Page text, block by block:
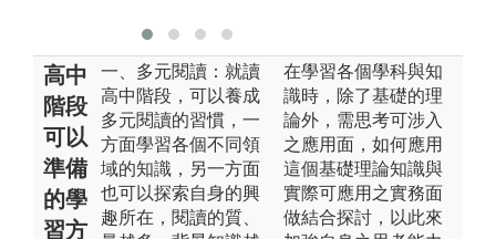
高中
階段
可以
準備
的學
習方
一、多元閱讀：就讀
高中階段，可以養成
多元閱讀的習慣，一
方面學習各個不同領
域的知識，另一方面
也可以探索自身的興
趣所在，閱讀的質、
在學習各個學科與知
識時，除了基礎的理
論外，需思考可涉入
之應用面，如何應用
這個基礎理論知識與
實際可應用之實務面
做結合探討，以此來